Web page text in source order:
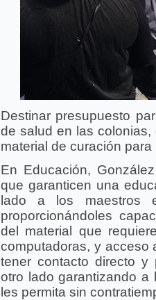
Destinar presupuesto
de salud en las
material de curación
En Educación,
que garanticen una
lado a los maestros
proporcionándoles
del material que
computadoras, y acceso
tener contacto directo
otro lado garantizando
les permita sin